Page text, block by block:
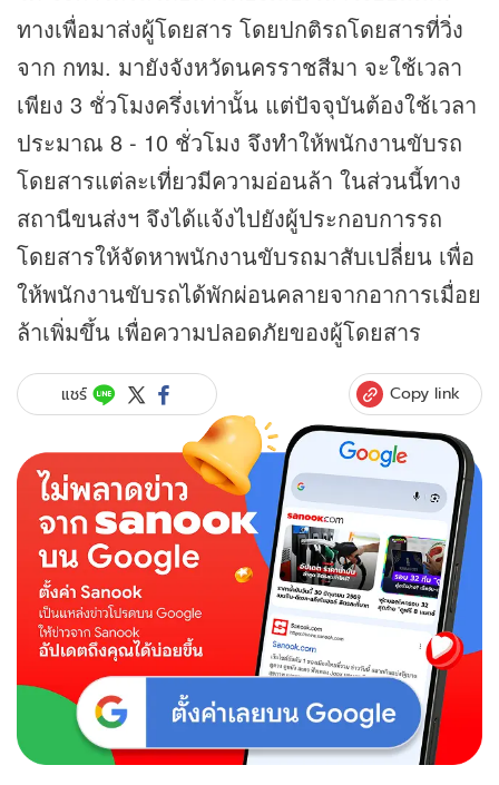
ทางเพื่อมาส่งผู้โดยสาร โดยปกติรถโดยสารที่วิ่ง
จาก กทม. มายังจังหวัดนครราชสีมา จะใช้เวลา
เพียง 3 ชั่วโมงครึ่งเท่านั้น แต่ปัจจุบันต้องใช้เวลา
ประมาณ 8 - 10 ชั่วโมง จึงทำให้พนักงานขับรถ
โดยสารแต่ละเที่ยวมีความอ่อนล้า ในส่วนนี้ทาง
สถานีขนส่งฯ จึงได้แจ้งไปยังผู้ประกอบการรถ
โดยสารให้จัดหาพนักงานขับรถมาสับเปลี่ยน เพื่อ
ให้พนักงานขับรถได้พักผ่อนคลายจากอาการเมื่อย
ล้าเพิ่มขึ้น เพื่อความปลอดภัยของผู้โดยสาร
แชร์ Copy link